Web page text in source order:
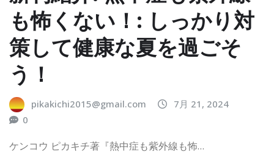
も怖くない！: しっかり対
策して健康な夏を過ごそ
う！
pikakichi2015@gmail.com
7月 21, 2024
0
ケンコウ ピカキチ著『熱中症も紫外線も怖…